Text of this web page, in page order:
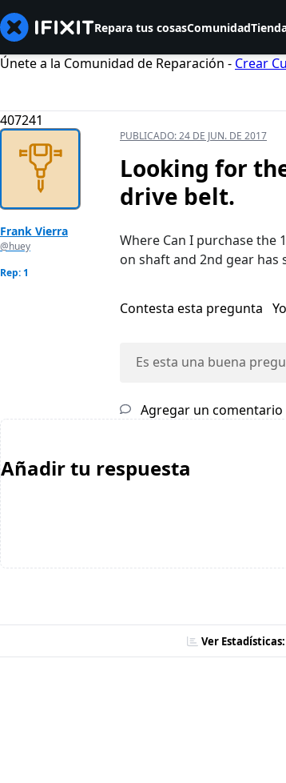
Repara tus cosasComunidad
Únete a la Comunidad de Reparación - Crear
407241
Frank Vierra
@huey
Rep: 1
PUBLICADO:24 DE JUN. DE 2017
Looking for
drive belt.
Where Can I purchase the
on shaft and 2nd gear
Contesta esta pregunta
Es esta una buena
Agregar un comentario
Añadir tu respuesta
Ver Estadísticas: